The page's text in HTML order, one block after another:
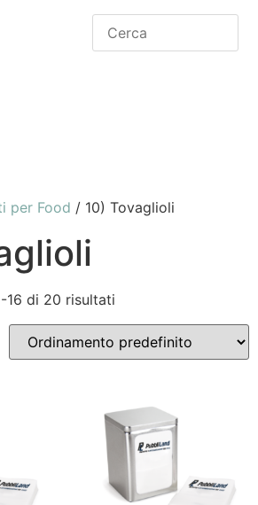
per Food / 10) Tovaglioli
16 di 20 risultati